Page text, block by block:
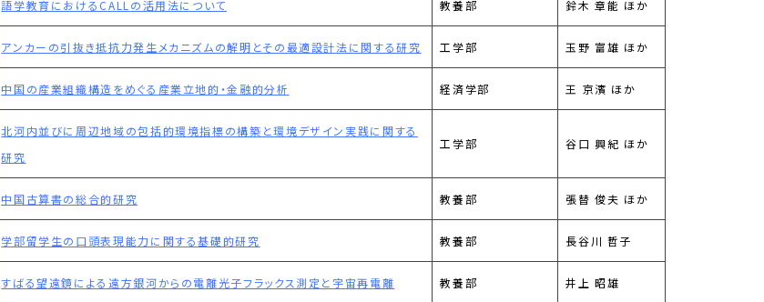
語学教育におけるCALLの活用法について 教養部 鈴木 章能 ほか
アンカーの引抜き抵抗力発生メカニズムの解明とその最適設計法に関する研究 工学部 玉野 富雄 ほか
中国の産業組織構造をめぐる産業立地的・金融的分析 経済学部 王 京濱 ほか
北河内並びに周辺地域の包括的環境指標の構築と環境デザイン実践に関する
研究
工学部 谷口 興紀 ほか
中国古算書の総合的研究 教養部 張替 俊夫 ほか
学部留学生の口頭表現能力に関する基礎的研究 教養部 長谷川 哲子
すばる望遠鏡による遠方銀河からの電離光子フラックス測定と宇宙再電離 教養部 井上 昭雄